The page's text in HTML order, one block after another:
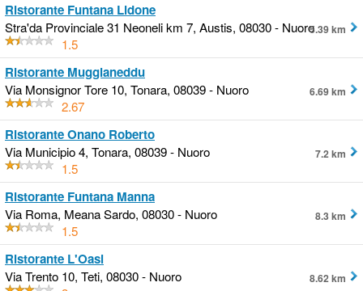
Ristorante Funtana Lidone
Stra'da Provinciale 31 Neoneli km 7, Austis, 08030 - Nuoro
1.5
5.39 km
Ristorante Muggianeddu
Via Monsignor Tore 10, Tonara, 08039 - Nuoro
2.67
6.69 km
Ristorante Onano Roberto
Via Municipio 4, Tonara, 08039 - Nuoro
1.5
7.2 km
Ristorante Funtana Manna
Via Roma, Meana Sardo, 08030 - Nuoro
1.5
8.3 km
Ristorante L'Oasi
Via Trento 10, Teti, 08030 - Nuoro
8.62 km